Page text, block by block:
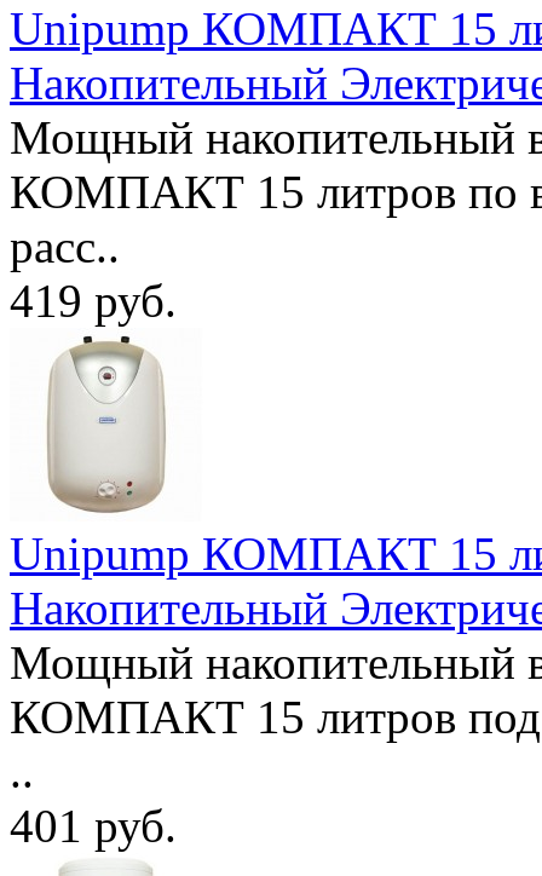
Unipump КОМПАКТ 15
Накопительный
Мощный накопительный
КОМПАКТ 15 литров по
расс..
419 руб.
Unipump КОМПАКТ 15
Накопительный
Мощный накопительный
КОМПАКТ 15 литров под
..
401 руб.